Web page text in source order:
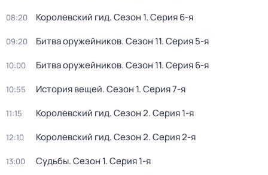
08:20 Королевский гид. Сезон 1. Серия 6-я
09:20 Битва оружейников. Сезон 11. Серия 5-я
10:00 Битва оружейников. Сезон 11. Серия 6-я
10:55 История вещей. Сезон 1. Серия 7-я
11:15 Королевский гид. Сезон 2. Серия 1-я
12:10 Королевский гид. Сезон 2. Серия 2-я
13:00 Судьбы. Сезон 1. Серия 1-я